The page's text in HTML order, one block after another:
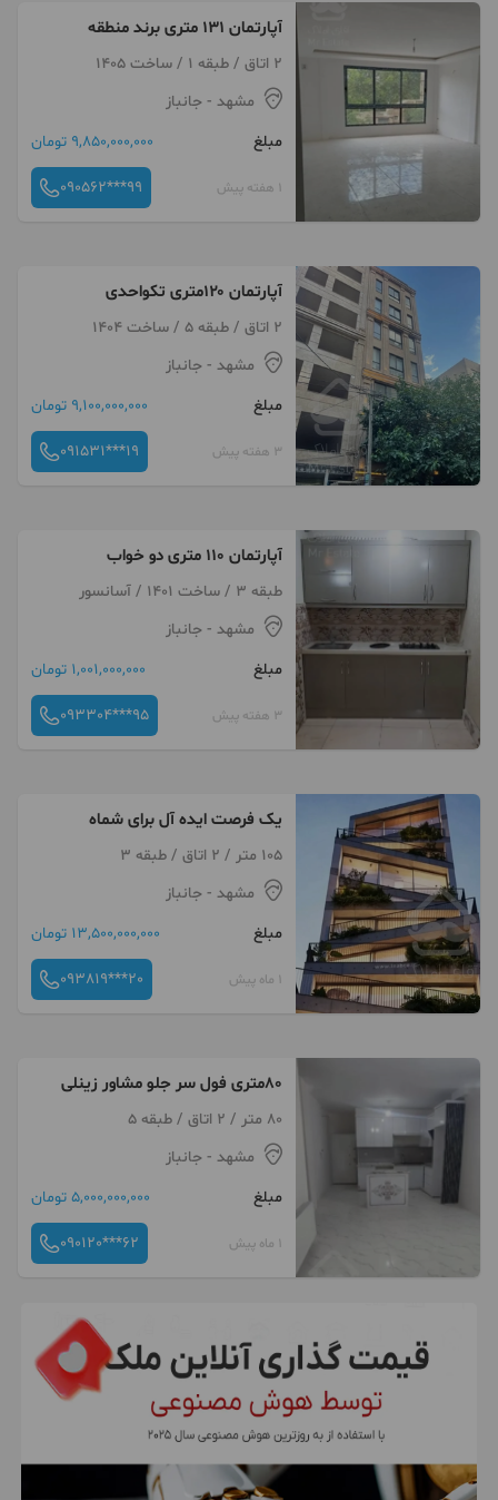
آپارتمان ۱۳۱ متری برند منطقه
2 اتاق / طبقه 1 / ساخت 1405
مشهد - جانباز
مبلغ
9,850,000,000 تومان
1 هفته پیش 090562***99
آپارتمان ۱۲۰متری تکواحدی
2 اتاق / طبقه 5 / ساخت 1404
مشهد - جانباز
مبلغ
9,100,000,000 تومان
3 هفته پیش 091531***19
آپارتمان ۱۱۰ متری دو خواب
طبقه 3 / ساخت 1401 / آسانسور
مشهد - جانباز
مبلغ
1,001,000,000 تومان
3 هفته پیش 093304***95
یک فرصت ایده آل برای شماه
105 متر / 2 اتاق / طبقه 3
مشهد - جانباز
مبلغ
13,500,000,000 تومان
1 ماه پیش 093819***20
80متری فول سر جلو مشاور زینلی
80 متر / 2 اتاق / طبقه 5
مشهد - جانباز
مبلغ
5,000,000,000 تومان
1 ماه پیش 090120***62